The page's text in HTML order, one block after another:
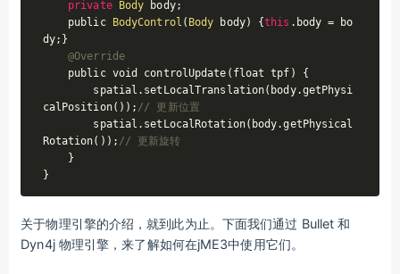
private Body body;
    public
BodyControl ( Body body) {this .body = bo
dy;}
@Override
calPosition()); // 更新位置
Rotation()); // 更新旋转
关于物理引擎的介绍，就到此为止。下面我们通过 Bullet 和
Dyn4j 物理引擎，来了解如何在jME3中使用它们。